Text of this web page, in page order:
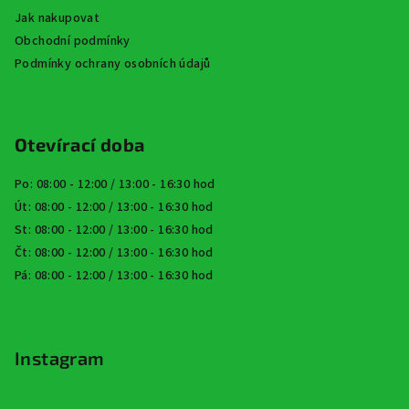
Jak nakupovat
Obchodní podmínky
Podmínky ochrany osobních údajů
Otevírací doba
Po: 08:00 - 12:00 / 13:00 - 16:30 hod
Út: 08:00 - 12:00 / 13:00 - 16:30 hod
St: 08:00 - 12:00 / 13:00 - 16:30 hod
Čt: 08:00 - 12:00 / 13:00 - 16:30 hod
Pá: 08:00 - 12:00 / 13:00 - 16:30 hod
Instagram